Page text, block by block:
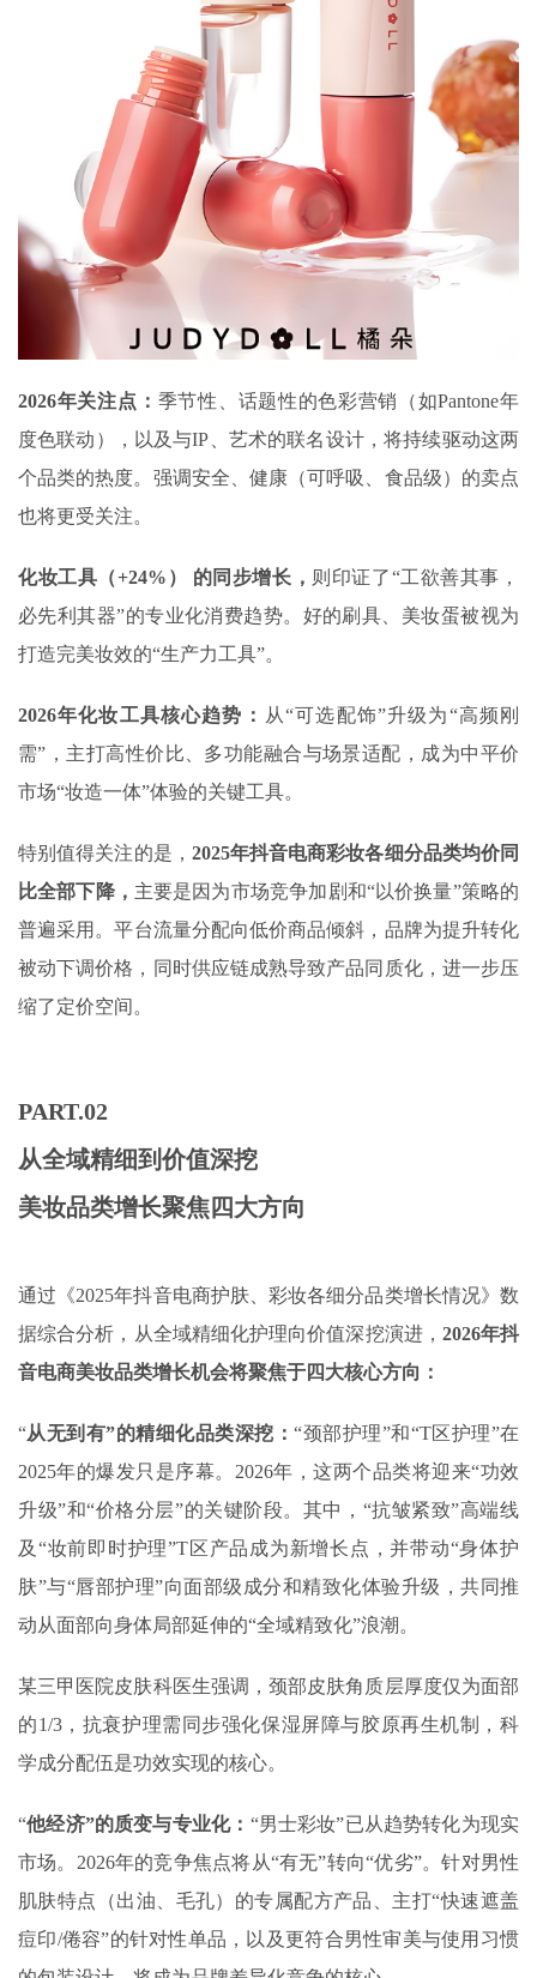
2026年关注点 ： 季节性、话题性的色彩营销（如Pantone年
度色联动），以及与IP、艺术的联名设计，将持续驱动这两
个品类的热度。强调安全、健康（可呼吸、食品级）的卖点
也将更受关注。
化妆工具（+24% ） 的同步增长， 则印证了“工欲善其事，
必先利其器”的专业化消费趋势。好的刷具、美妆蛋被视为
打造完美妆效的“生产力工具”。
2026年化妆工具核心趋势： 从“可选配饰”升级为“高频刚
需”，主打高性价比、多功能融合与场景适配，成为中平价
市场“妆造一体”体验的关键工具‌。
特别值得关注的是， 2025年抖音电商彩妆各细分品类均价同
比全部下降， 主要是因为‌市场竞争加剧和“以价换量”策略的
普遍采用‌。平台流量分配向低价商品倾斜，品牌为提升转化
被动下调价格，同时供应链成熟导致产品同质化，进一步压
缩了定价空间。
PART.02
从全域精细到价值深挖
美妆品类增长聚焦四大方向
通过《2025年抖音电商护肤、彩妆各细分品类增长情况》数
据综合分析，从全域精细化护理向价值深挖演进， 2026年抖
音电商美妆品类增长机会将聚焦于四大核心方向：
“从无到有”的精细化品类深挖 ：“颈部护理”‌和‌“T区护理”‌在
2025年的爆发只是序幕。2026年，这两个品类将迎来“功效
升级”和“价格分层”的关键阶段。其中，“抗皱紧致”高端线
及“妆前即时护理”T区产品成为新增长点，并带动“身体护
肤”与“唇部护理”向面部级成分和精致化体验升级，共同推
动从面部向身体局部延伸的“全域精致化”浪潮。
某三甲医院皮肤科医生强调，颈部皮肤角质层厚度仅为面部
的1/3，抗衰护理需同步强化保湿屏障与胶原再生机制，科
学成分配伍是功效实现的核心。
“他经济”的质变与专业化： ‌“男士彩妆”‌已从趋势转化为现实
市场。2026年的竞争焦点将从“有无”转向“优劣”。针对男性
肌肤特点（出油、毛孔）的专属配方产品、主打“快速遮盖
痘印/倦容”的针对性单品，以及更符合男性审美与使用习惯